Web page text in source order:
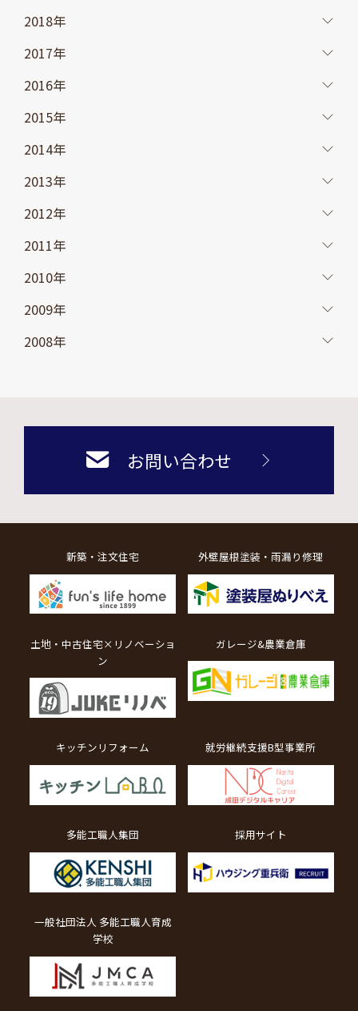
2018年
2017年
2016年
2015年
2014年
2013年
2012年
2011年
2010年
2009年
2008年
お問い合わせ
新築・注文住宅 外壁屋根塗装・雨漏り修理
土地・中古住宅×リノベーショ
ン
ガレージ&農業倉庫
キッチンリフォーム 就労継続支援B型事業所
多能工職人集団 採用サイト
一般社団法人 多能工職人育成
学校